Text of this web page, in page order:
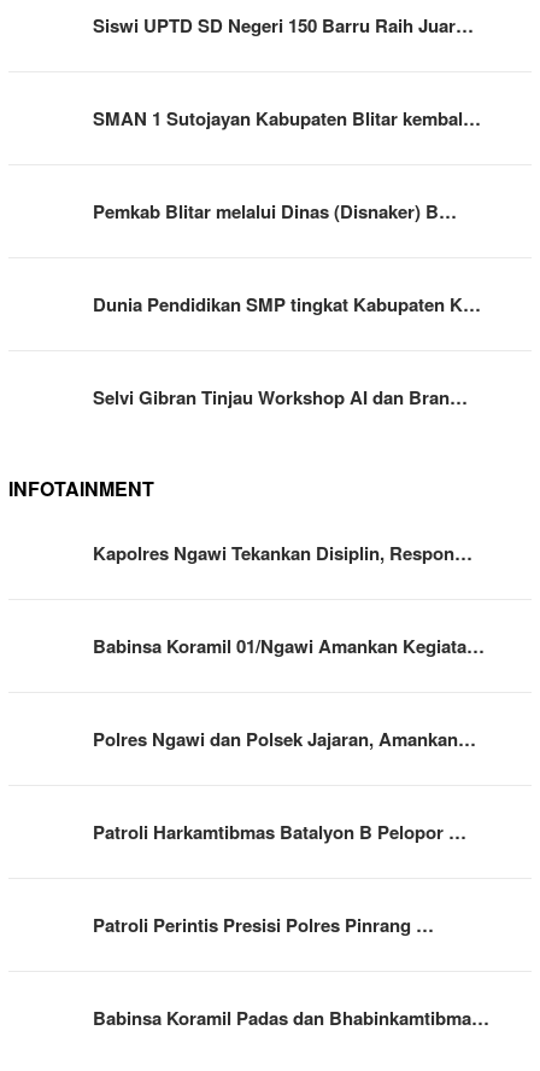
Siswi UPTD SD Negeri 150 Barru Raih Juar…
SMAN 1 Sutojayan Kabupaten Blitar kembal…
Pemkab Blitar melalui Dinas (Disnaker) B…
Dunia Pendidikan SMP tingkat Kabupaten K…
Selvi Gibran Tinjau Workshop AI dan Bran…
INFOTAINMENT
Kapolres Ngawi Tekankan Disiplin, Respon…
Babinsa Koramil 01/Ngawi Amankan Kegiata…
Polres Ngawi dan Polsek Jajaran, Amankan…
Patroli Harkamtibmas Batalyon B Pelopor …
Patroli Perintis Presisi Polres Pinrang …
Babinsa Koramil Padas dan Bhabinkamtibma…